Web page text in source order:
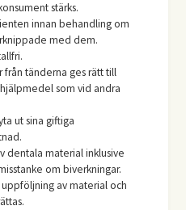
stärks.
innan behandling om
med dem.
från tänderna ges rätt till
som vid andra
ut sina giftiga
dentala material inklusive
om biverkningar.
av material och